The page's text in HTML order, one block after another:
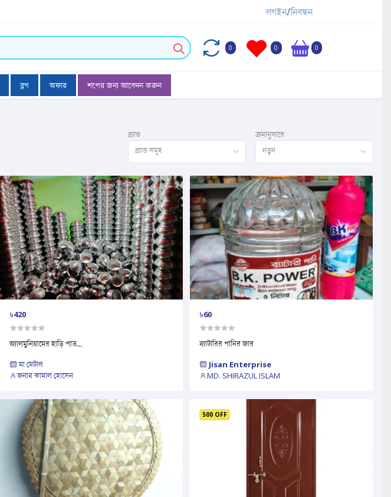
লগইন/নিবন্ধন
0 0 0
ব্লগ অফার শপের জন্য আবেদন করুন
ব্র্যান্ড
ব্র্যান্ড সমূহ
ক্রমানুসারে
নতুন
৳420
অ্যালমুনিয়ামের হাড়ি পাত...
মা মেটাল
জনাব কামাল হোসেন
৳60
ব্যাটারির পানির জার
Jisan Enterprise
MD. SHIRAZUL ISLAM
500 OFF